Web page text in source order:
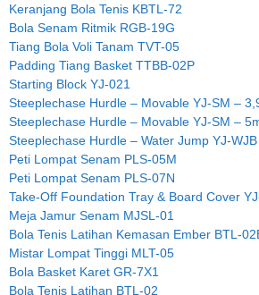
Keranjang Bola Tenis KBTL-72
Bola Senam Ritmik RGB-19G
Tiang Bola Voli Tanam TVT-05
Padding Tiang Basket TTBB-02P
Starting Block YJ-021
Steeplechase Hurdle – Movable YJ-SM –
Steeplechase Hurdle – Movable YJ-SM –
Steeplechase Hurdle – Water Jump YJ-WJB
Peti Lompat Senam PLS-05M
Peti Lompat Senam PLS-07N
Take-Off Foundation Tray & Board Cover
Meja Jamur Senam MJSL-01
Bola Tenis Latihan Kemasan Ember BTL-
Mistar Lompat Tinggi MLT-05
Bola Basket Karet GR-7X1
Bola Tenis Latihan BTL-02